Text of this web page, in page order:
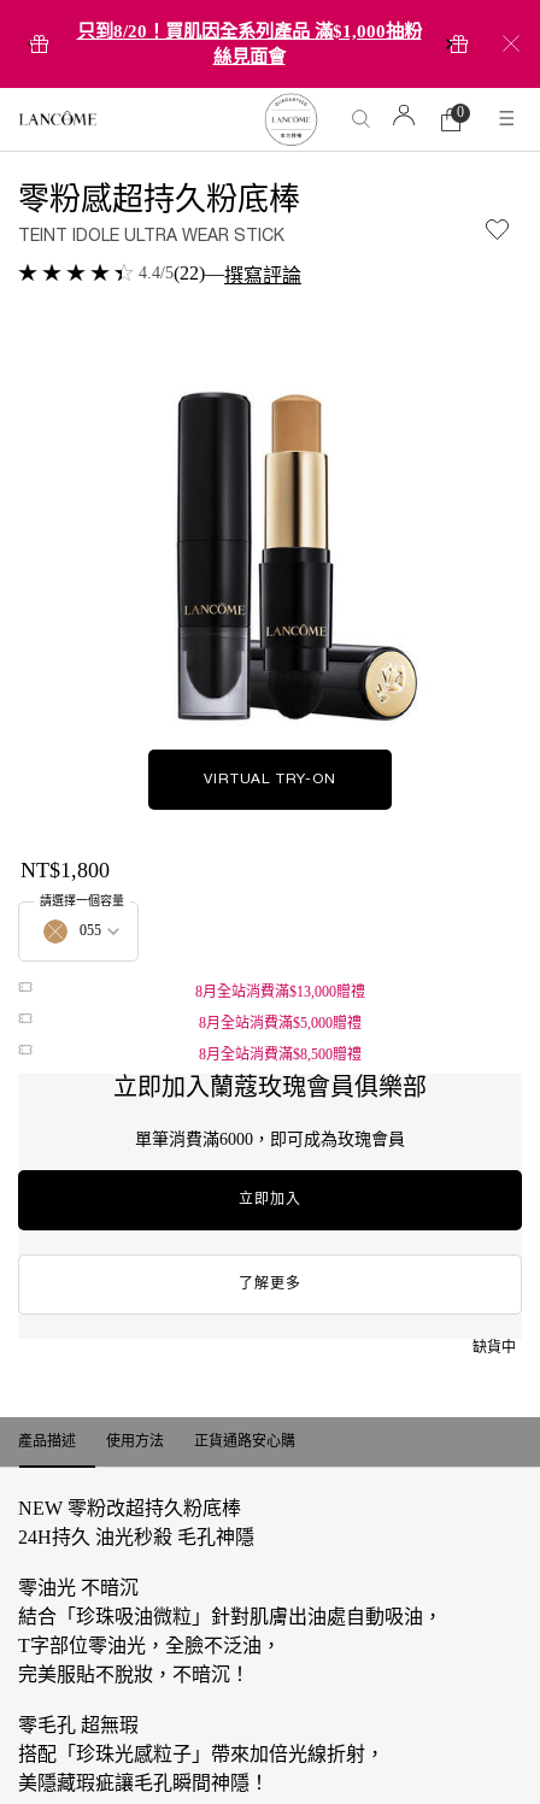
只到8/20！買肌因全系列產品 滿$1,000抽粉
絲見面會
購
物
0
0 product in cart
零粉感超持久粉底棒
TEINT IDOLE ULTRA WEAR STICK
4.4/5(22)—撰寫評論
VIRTUAL TRY-ON
NT$1,800
Select a 顏色 for 零粉感超持久粉底棒
055
The product variation is out of stock, 055
請選擇一個容量
8月全站消費滿$13,000贈禮
8月全站消費滿$5,000贈禮
8月全站消費滿$8,500贈禮
立即加入蘭蔻玫瑰會員俱樂部
單筆消費滿6000，即可成為玫瑰會員
立即加入
了解更多
缺貨中
產品描述
產品描述 使用方法 正貨通路安心購
NEW 零粉改超持久粉底棒
24H持久 油光秒殺 毛孔神隱
零油光 不暗沉
結合「珍珠吸油微粒」針對肌膚出油處自動吸油，
T字部位零油光，全臉不泛油，
完美服貼不脫妝，不暗沉！
零毛孔 超無瑕
搭配「珍珠光感粒子」帶來加倍光線折射，
美隱藏瑕疵讓毛孔瞬間神隱！